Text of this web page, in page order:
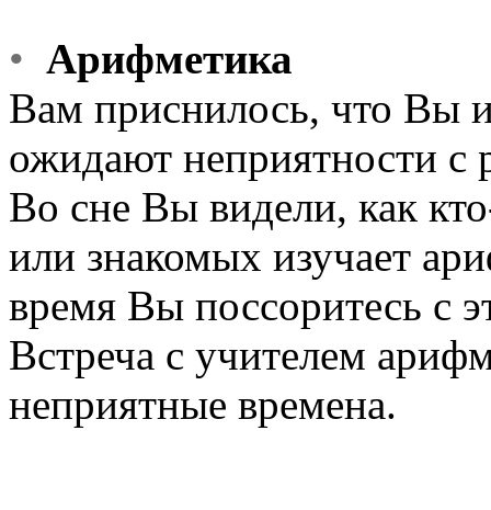
• Арифметика
Вам приснилось, что Вы
ожидают неприятности с
Во сне Вы видели, как
или знакомых изучает
время Вы поссоритесь с
Встреча с учителем
неприятные времена.